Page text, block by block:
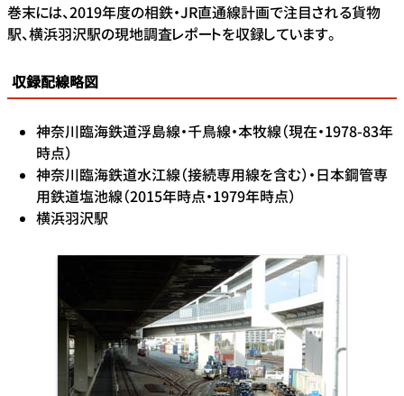
巻末には、2019年度の相鉄・JR直通線計画で注目される貨物
駅、横浜羽沢駅の現地調査レポートを収録しています。
収録配線略図
神奈川臨海鉄道浮島線・千鳥線・本牧線（現在・1978-83年
時点）
神奈川臨海鉄道水江線（接続専用線を含む）・日本鋼管専
用鉄道塩池線（2015年時点・1979年時点）
横浜羽沢駅